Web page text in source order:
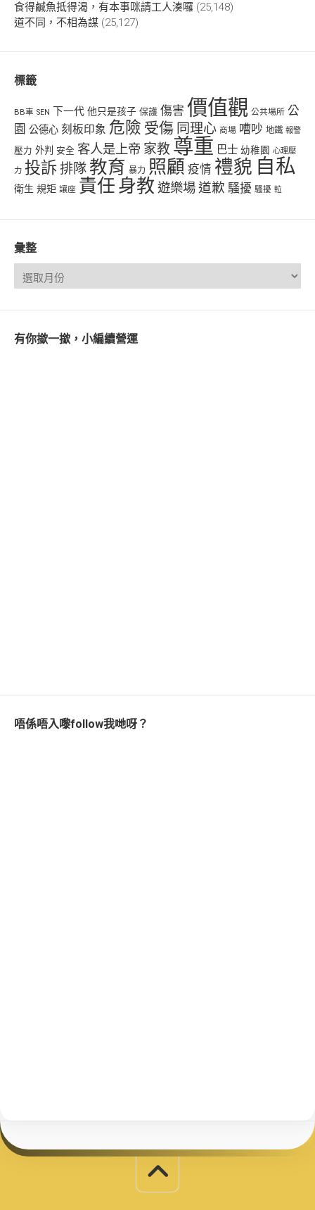
食得鹹魚抵得渴，有本事咪請工人湊囉 (25,148)
道不同，不相為謀 (25,127)
標籤
BB車 SEN 下一代 他只是孩子 保護 傷害 價值觀 公共場所 公
園 公德心 刻板印象 危險 受傷 同理心 商場 嘈吵 地鐵 報警
壓力 外判 安全 客人是上帝 家教 尊重 巴士 幼稚園 心理壓
力 投訴排隊 教育 暴力 照顧 疫情 禮貌 自私
衛生 規矩 讓座 責任 身教 遊樂場道歉 騷擾 騷擾 𨋢
彙整
有你撳一撳，小編續營運
唔係唔入嚟follow我哋呀？